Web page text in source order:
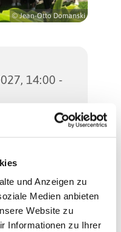
und Anzeigen zu
Medien anbieten
Website zu
Informationen zu Ihrer
© Jean-Otto Domanski
14:00 -
und